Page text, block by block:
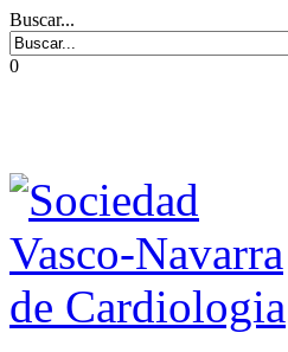
Buscar...
0